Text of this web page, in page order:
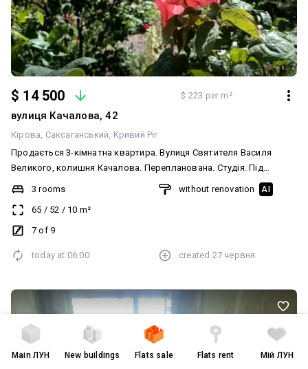
$ 14 500 $ 223 per m²
вулиця Качалова, 42
Кірова Саксаганський Кривий Ріг
Продається 3-кімнатна квартира. Вулиця Святителя Василя
Великого, колишня Качалова. Перепланована. Студія. Під
капітальний ремонт. 7/9. Цегляний будинок. Є відеоогляд.
3 rooms
65 / 52 / 10 m²
7 of 9
without renovation AI
today at 06:00 created 27 червня
MainЛУН New buildings Flats sale Flats rent Мій ЛУН